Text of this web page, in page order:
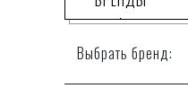
Выбрать бренд: